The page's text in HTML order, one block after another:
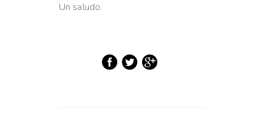
Un saludo.